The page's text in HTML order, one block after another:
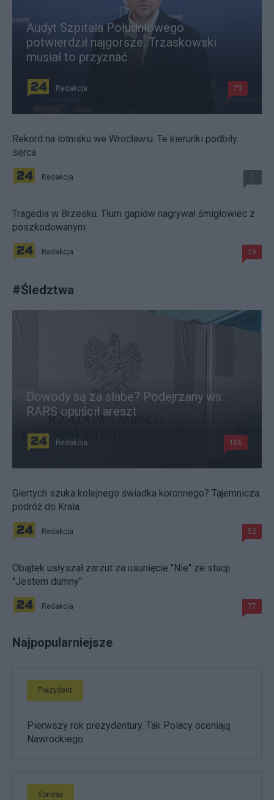
Audyt Szpitala Południowego
potwierdził najgorsze. Trzaskowski
musiał to przyznać
Redakcja 73
Rekord na lotnisku we Wrocławiu. Te kierunki podbiły
serca
Redakcja 1
Tragedia w Brzesku. Tłum gapiów nagrywał śmigłowiec z
poszkodowanym
Redakcja 29
#Śledztwa
Dowody są za słabe? Podejrzany ws.
RARS opuścił areszt
Redakcja 106
Giertych szuka kolejnego świadka koronnego? Tajemnicza
podróż do Krala
Redakcja 52
Obajtek usłyszał zarzut za usunięcie "Nie" ze stacji.
"Jestem dumny"
Redakcja 77
Najpopularniejsze
Prezydent
Pierwszy rok prezydentury. Tak Polacy oceniają
Nawrockiego
Sondaż